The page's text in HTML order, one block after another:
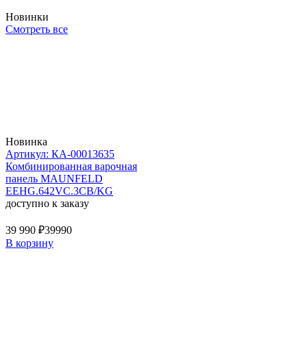
Новинки
Смотреть все
Новинка
Артикул: КА-00013635
Комбинированная варочная
панель MAUNFELD
EEHG.642VC.3CB/KG
доступно к заказу
39 990 ₽39990
В корзину